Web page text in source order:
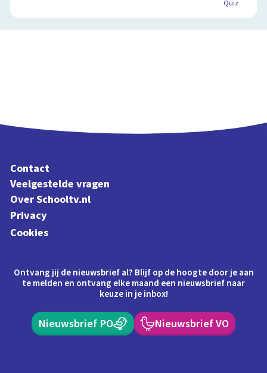
Quiz
Contact
Veelgestelde vragen
Over Schooltv.nl
Privacy
Cookies
Ontvang jij de nieuwsbrief al? Blijf op de hoogte door je aan
te melden en ontvang elke maand een nieuwsbrief naar
keuze in je inbox!
Nieuwsbrief PO Nieuwsbrief VO